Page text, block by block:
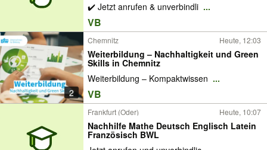
✔️ Jetzt anrufen & unverbindli ...
VB
2
Chemnitz Heute, 12:03
Weiterbildung – Nachhaltigkeit und Green
Skills in Chemnitz
Weiterbildung – Kompaktwissen ...
VB
Frankfurt (Oder) Heute, 10:07
Nachhilfe Mathe Deutsch Englisch Latein
Französisch BWL